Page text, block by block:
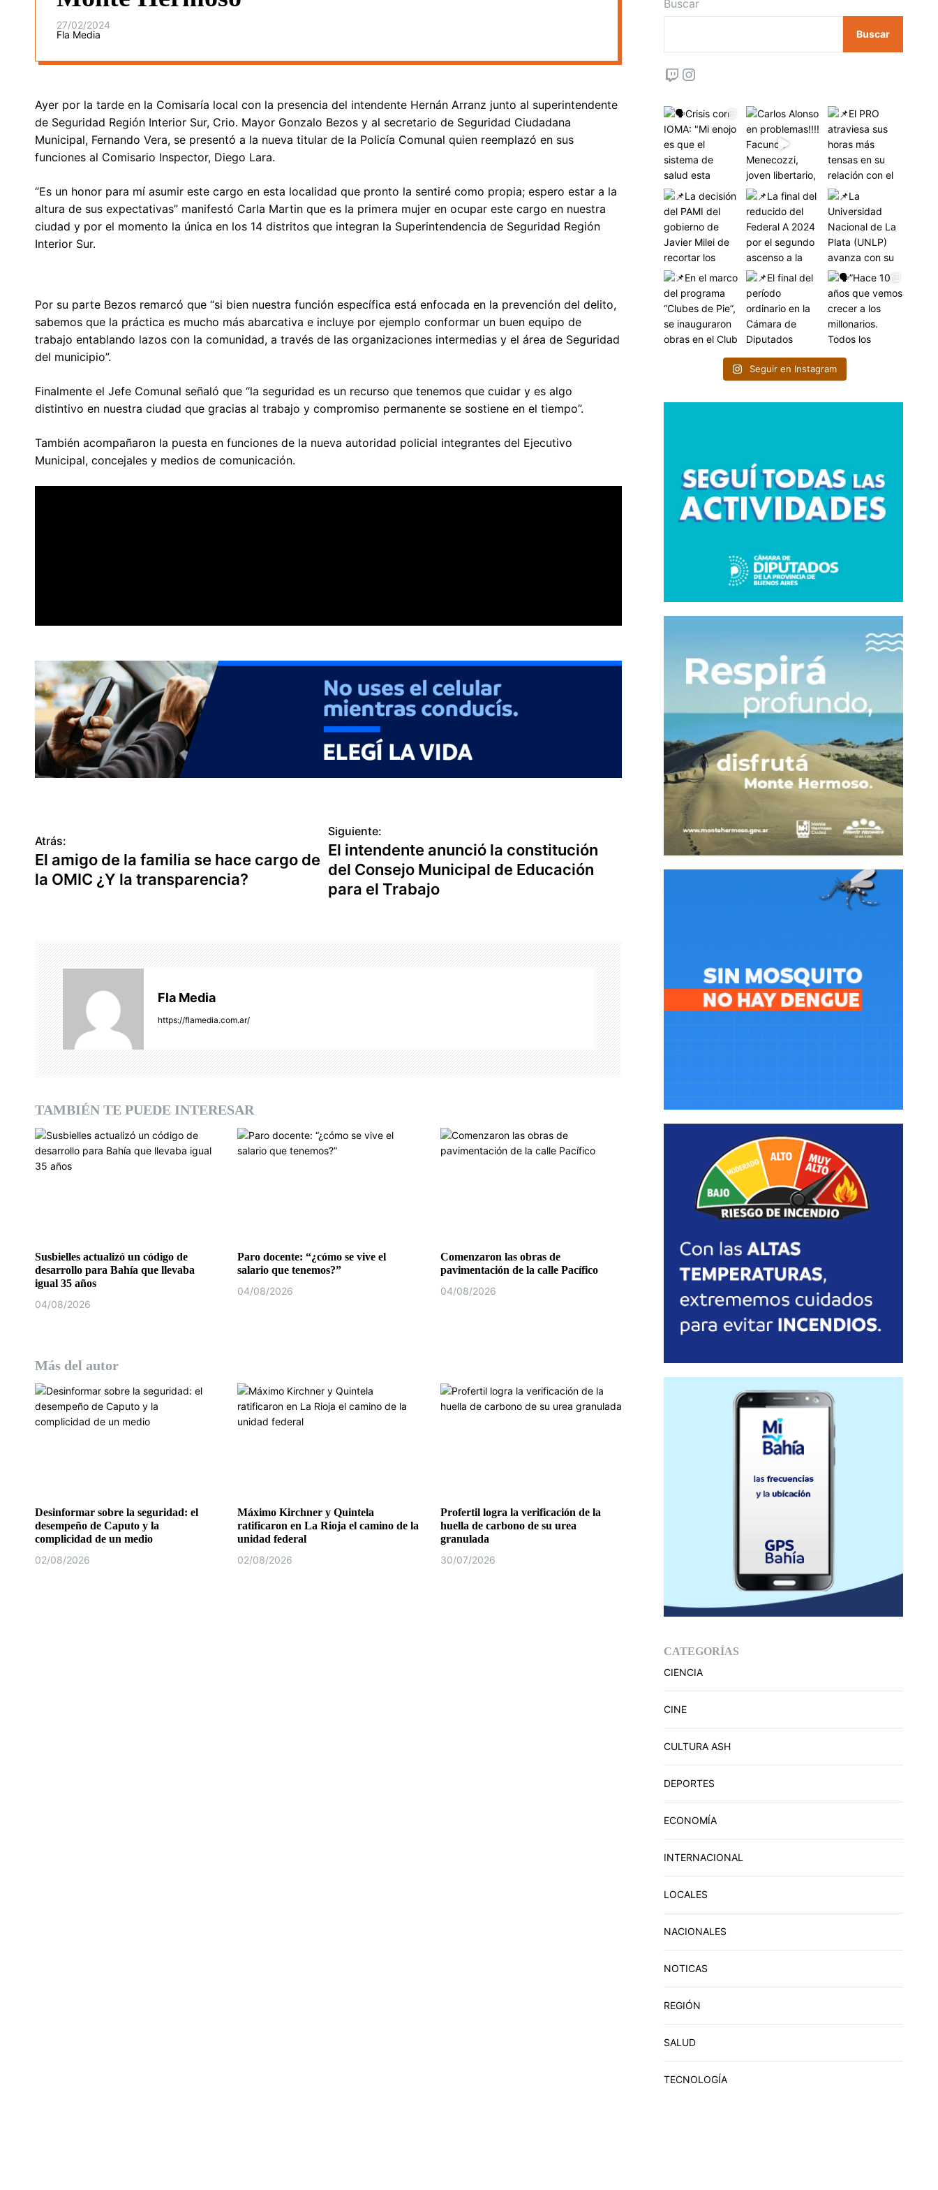
27/02/2024
Fla Media
Ayer por la tarde en la Comisaría local con la presencia del intendente Hernán Arranz junto al superintendente
de Seguridad Región Interior Sur, Crio. Mayor Gonzalo Bezos y al secretario de Seguridad Ciudadana
Municipal, Fernando Vera, se presentó a la nueva titular de la Policía Comunal quien reemplazó en sus
funciones al Comisario Inspector, Diego Lara.
“Es un honor para mí asumir este cargo en esta localidad que pronto la sentiré como propia; espero estar a la
altura de sus expectativas” manifestó Carla Martin que es la primera mujer en ocupar este cargo en nuestra
ciudad y por el momento la única en los 14 distritos que integran la Superintendencia de Seguridad Región
Interior Sur.
Por su parte Bezos remarcó que “si bien nuestra función específica está enfocada en la prevención del delito,
sabemos que la práctica es mucho más abarcativa e incluye por ejemplo conformar un buen equipo de
trabajo entablando lazos con la comunidad, a través de las organizaciones intermedias y el área de Seguridad
del municipio”.
Finalmente el Jefe Comunal señaló que “la seguridad es un recurso que tenemos que cuidar y es algo
distintivo en nuestra ciudad que gracias al trabajo y compromiso permanente se sostiene en el tiempo”.
También acompañaron la puesta en funciones de la nueva autoridad policial integrantes del Ejecutivo
Municipal, concejales y medios de comunicación.
N
a
v
e
e
a
d
a
Atrás:
El amigo de la familia se hace cargo de
la OMIC ¿Y la transparencia?
Siguiente:
El intendente anunció la constitución
del Consejo Municipal de Educación
para el Trabajo
Fla Media
https://flamedia.com.ar/
TAMBIÉN TE PUEDE INTERESAR
Susbielles actualizó un código de
desarrollo para Bahía que llevaba
igual 35 años
04/08/2026
Paro docente: “¿cómo se vive el
salario que tenemos?”
04/08/2026
Comenzaron las obras de
pavimentación de la calle Pacífico
04/08/2026
Más del autor
Desinformar sobre la seguridad: el
desempeño de Caputo y la
complicidad de un medio
02/08/2026
Máximo Kirchner y Quintela
ratificaron en La Rioja el camino de la
unidad federal
02/08/2026
Profertil logra la verificación de la
huella de carbono de su urea
granulada
30/07/2026
Buscar
Buscar
Twitch
Seguir en Instagram
CATEGORÍAS
CIENCIA
CINE
CULTURA ASH
DEPORTES
ECONOMÍA
INTERNACIONAL
LOCALES
NACIONALES
NOTICAS
REGIÓN
SALUD
TECNOLOGÍA